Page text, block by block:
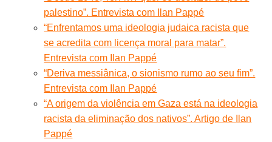
palestino”. Entrevista com Ilan Pappé
“Enfrentamos uma ideologia judaica racista que
se acredita com licença moral para matar”.
Entrevista com Ilan Pappé
“Deriva messiânica, o sionismo rumo ao seu fim”.
Entrevista com Ilan Pappé
“A origem da violência em Gaza está na ideologia
racista da eliminação dos nativos”. Artigo de Ilan
Pappé